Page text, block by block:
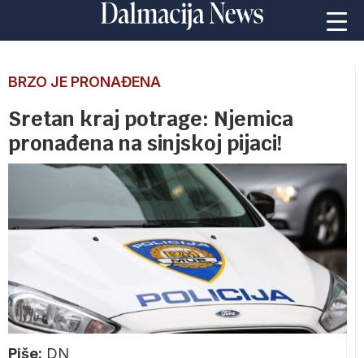
BRZO JE PRONAĐENA
Sretan kraj potrage: Njemica
pronađena na sinjskoj pijaci!
Piše: DN